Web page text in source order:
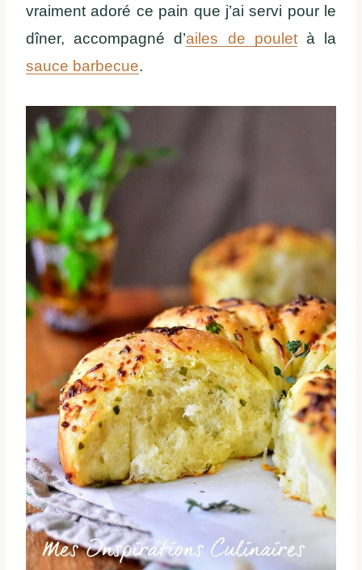
vraiment adoré ce pain que j’ai servi pour le
dîner, accompagné d’ailes de pouletà la
sauce barbecue.